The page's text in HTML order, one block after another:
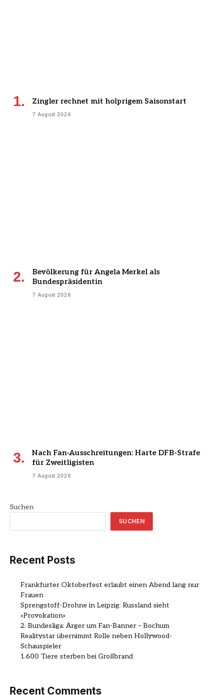
Zingler rechnet mit holprigem Saisonstart
7 August 2026
Bevölkerung für Angela Merkel als
Bundespräsidentin
7 August 2026
Nach Fan-Ausschreitungen: Harte DFB-Strafe
für Zweitligisten
7 August 2026
Suchen
SUCHEN
Recent Posts
Frankfurter Oktoberfest erlaubt einen Abend lang nur
Frauen
Sprengstoff-Drohne in Leipzig: Russland sieht
«Provokation»
2. Bundesliga: Ärger um Fan-Banner – Bochum
Realitystar übernimmt Rolle neben Hollywood-
Schauspieler
1.600 Tiere sterben bei Großbrand
Recent Comments